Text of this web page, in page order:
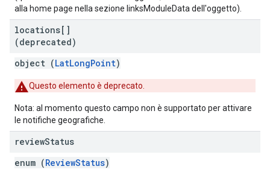
alla home page nella sezione linksModuleData dell'oggetto).
locations[]
(deprecated)
object (LatLongPoint)
Questo elemento è deprecato.
Nota: al momento questo campo non è supportato per attivare
le notifiche geografiche.
reviewStatus
enum (ReviewStatus)